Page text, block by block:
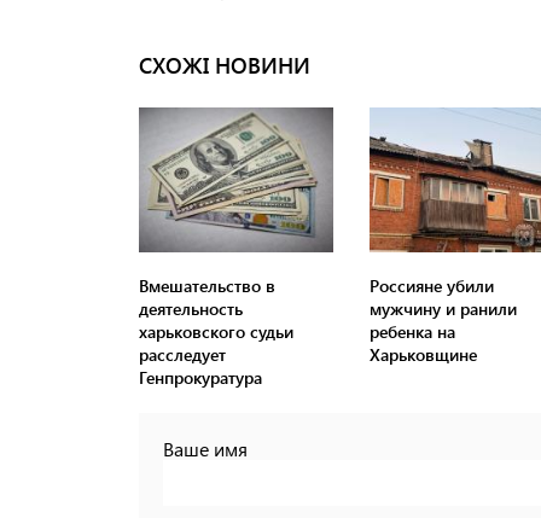
СХОЖІ НОВИНИ
Вмешательство в
деятельность
харьковского судьи
расследует
Генпрокуратура
Россияне убили
мужчину и ранили
ребенка на
Харьковщине
Ваше имя